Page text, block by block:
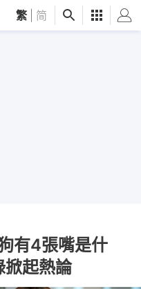
繁 简
有4張嘴是什
掀起熱論